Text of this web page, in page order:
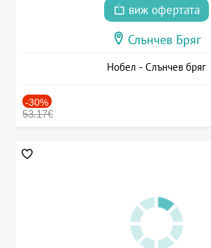
виж офертата
Слънчев Бряг
Нобел - Слънчев бряг
-30%
53.17€